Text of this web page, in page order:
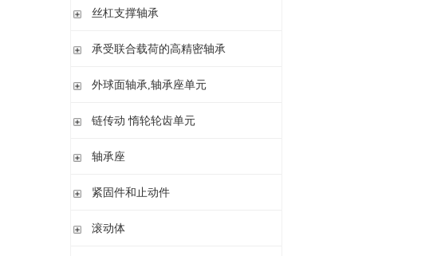
支承型滚轮
球轴承滚轮
丝杠支撑轴承
推力角接触球轴承
密封组件 精密锁紧螺母
承受联合载荷的高精密轴承
推力/向心轴承
外球面轴承,轴承座单元
外球面轴承
链传动 惰轮轮齿单元
链传动 惰轮轮齿单元
轴承座
立式轴承座SNV,剖分用于带紧定套的圆锥孔轴承
立式轴承座S30,剖分适用于带紧定套的圆锥孔调心滚子轴承
紧固件和止动件
紧定套
滚动体